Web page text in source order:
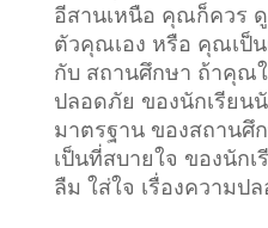
อีสานเหนือ คุณก็ควร
ตัวคุณเอง หรือ คุณเป็
กับ สถานศึกษา ถ้าคุณใ
ปลอดภัย ของนักเรียน
มาตรฐาน ของสถานศึ
เป็นที่สบายใจ ของนัก
ลืม ใส่ใจ เรื่องความป